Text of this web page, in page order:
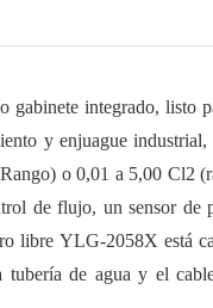
integrado, listo
y enjuague industrial,
o 0,01 a 5,00
de flujo, un sensor
libre YLG-2058X está
de agua y el